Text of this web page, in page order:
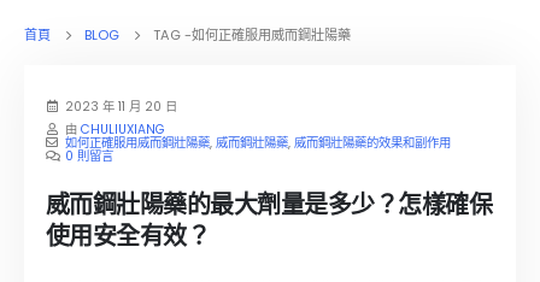
首頁 BLOG TAG -如何正確服用威而鋼壯陽藥
2023 年 11 月 20 日
由CHULIUXIANG
如何正確服用威而鋼壯陽藥,威而鋼壯陽藥,威而鋼壯陽藥的效果和副作用
0 則留言
威而鋼壯陽藥的最大劑量是多少？怎樣確保
使用安全有效？